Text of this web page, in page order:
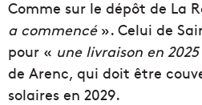
Comme sur le dépôt de La
a commencé». Celui de
pour « une livraison en 2025
de Arenc, qui doit être
solaires en 2029.